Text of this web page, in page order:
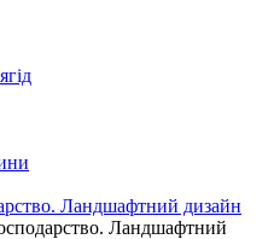
Ландшафтний дизайн
Ландшафтний